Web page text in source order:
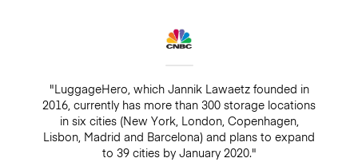
"LuggageHero, which Jannik Lawaetz founded in
2016, currently has more than 300 storage locations
in six cities (New York, London, Copenhagen,
Lisbon, Madrid and Barcelona) and plans to expand
to 39 cities by January 2020."